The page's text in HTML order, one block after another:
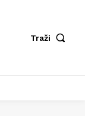
Traži